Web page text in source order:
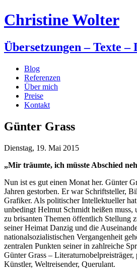
Christine Wolter
Übersetzungen – Texte
Blog
Referenzen
Über mich
Preise
Kontakt
Günter Grass
Dienstag, 19. Mai 2015
„Mir träumte, ich müsste Abschied
Nun ist es gut einen Monat her. Günter
Jahren gestorben. Er war Schriftsteller,
Grafiker. Als politischer Intellektueller
unbedingt Helmut Schmidt heißen muss,
zu brisanten Themen öffentlich Stellung
seiner Heimat Danzig und die
nationalsozialistischen Vergangenheit
zentralen Punkten seiner in zahlreiche
Günter Grass –
Künstler, Weltreisender, Querulant.